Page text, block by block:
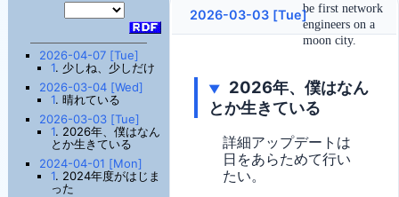
be first network
engineers on a
moon city.
2026-04-07 [Tue]
1. 少しね、少しだけ
2026-03-04 [Wed]
1. 晴れている
2026-03-03 [Tue]
1. 2026年、僕はなん
とか生きている
2024-04-01 [Mon]
1. 2024年度がはじま
った
2026-03-03 [Tue]
▼
2026年、僕はなん
とか生きている
詳細アップデートは
日をあらためて行い
たい。